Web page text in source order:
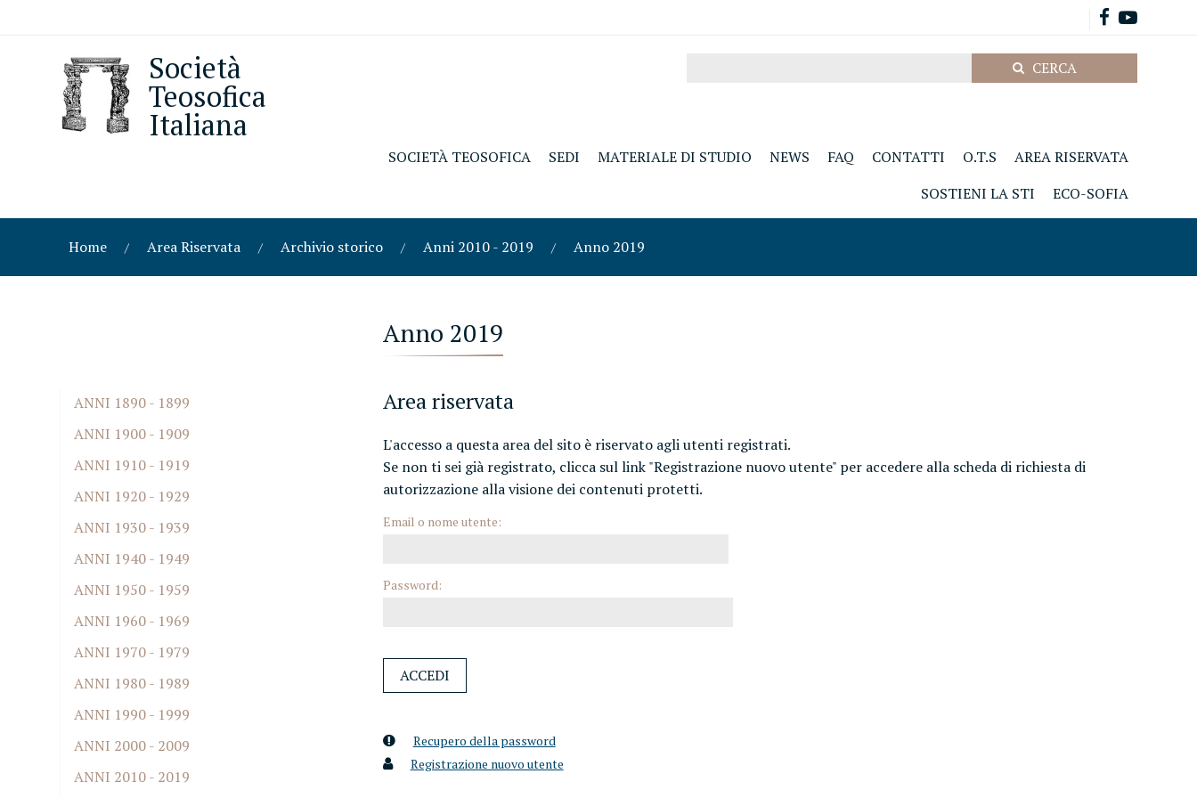
Società
Teosofica
Italiana
SOCIETÀ TEOSOFICA SEDI MATERIALE DI STUDIO NEWS FAQ CONTATTI O.T.S
AREA RISERVATA
SOSTIENI LA STI
ECO-SOFIA
Home Area Riservata Archivio storico Anni 2010 - 2019 Anno 2019
ANNI 1890 - 1899
ANNI 1900 - 1909
ANNI 1910 - 1919
ANNI 1920 - 1929
ANNI 1930 - 1939
ANNI 1940 - 1949
ANNI 1950 - 1959
ANNI 1960 - 1969
ANNI 1970 - 1979
ANNI 1980 - 1989
ANNI 1990 - 1999
ANNI 2000 - 2009
ANNI 2010 - 2019
Anno 2019
Area riservata
L'accesso a questa area del sito è riservato agli utenti registrati.
Se non ti sei già registrato, clicca sul link "Registrazione nuovo utente" per accedere alla scheda di richiesta di
autorizzazione alla visione dei contenuti protetti.
Email o nome utente:
Password:
Recupero della password
Registrazione nuovo utente